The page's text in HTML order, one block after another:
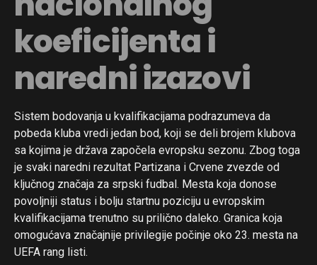
koeficijenta i
naredni izazovi
Sistem bodovanja u kvalifikacijama podrazumeva da
pobeda kluba vredi jedan bod, koji se deli brojem klubova
sa kojima je država započela evropsku sezonu. Zbog toga
je svaki naredni rezultat Partizana i Crvene zvezde od
ključnog značaja za srpski fudbal. Mesta koja donose
povoljniji status i bolju startnu poziciju u evropskim
kvalifikacijama trenutno su prilično daleko. Granica koja
omogućava značajnije privilegije počinje oko 23. mesta na
UEFA rang listi.